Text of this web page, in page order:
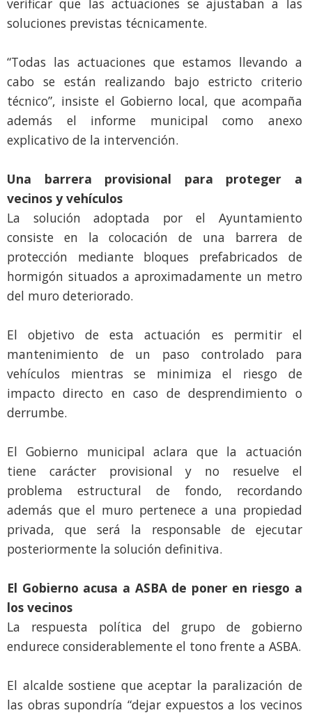
verificar que las actuaciones se ajustaban a las
soluciones previstas técnicamente.
“Todas las actuaciones que estamos llevando a
cabo se están realizando bajo estricto criterio
técnico”, insiste el Gobierno local, que acompaña
además el informe municipal como anexo
explicativo de la intervención.
Una barrera provisional para proteger a
vecinos y vehículos
La solución adoptada por el Ayuntamiento
consiste en la colocación de una barrera de
protección mediante bloques prefabricados de
hormigón situados a aproximadamente un metro
del muro deteriorado.
El objetivo de esta actuación es permitir el
mantenimiento de un paso controlado para
vehículos mientras se minimiza el riesgo de
impacto directo en caso de desprendimiento o
derrumbe.
El Gobierno municipal aclara que la actuación
tiene carácter provisional y no resuelve el
problema estructural de fondo, recordando
además que el muro pertenece a una propiedad
privada, que será la responsable de ejecutar
posteriormente la solución definitiva.
El Gobierno acusa a ASBA de poner en riesgo a
los vecinos
La respuesta política del grupo de gobierno
endurece considerablemente el tono frente a ASBA.
El alcalde sostiene que aceptar la paralización de
las obras supondría “dejar expuestos a los vecinos